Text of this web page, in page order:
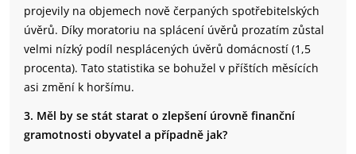
projevily na objemech nově čerpaných spotřebitelských
úvěrů. Díky moratoriu na splácení úvěrů prozatím zůstal
velmi nízký podíl nesplácených úvěrů domácností (1,5
procenta). Tato statistika se bohužel v příštích měsících
asi změní k horšímu.
3. Měl by se stát starat o zlepšení úrovně finanční
gramotnosti obyvatel a případně jak?